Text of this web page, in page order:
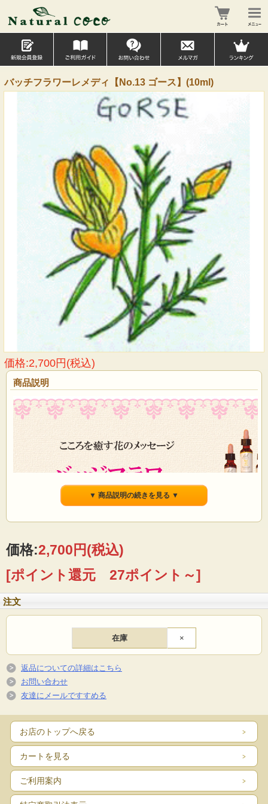
バッチフラワーレメディ【No.13 ゴース】(10ml)
価格:2,700円(税込)
商品説明
▼ 商品説明の続きを見る ▼
価格:2,700円(税込)
[ポイント還元 27ポイント～]
注文
在庫 ×
返品についての詳細はこちら
お問い合わせ
友達にメールですすめる
お店のトップへ戻る
カートを見る
ご利用案内